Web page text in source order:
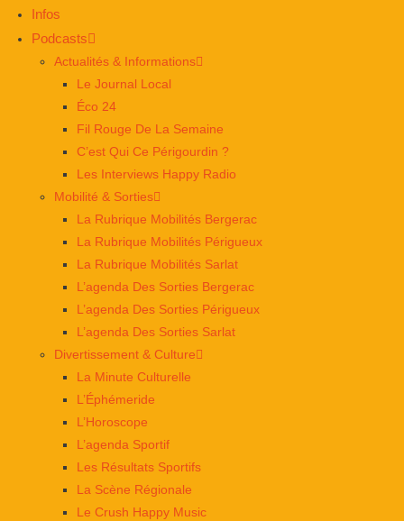
Infos
Podcasts
Actualités & Informations
Le Journal Local
Éco 24
Fil Rouge De La Semaine
C’est Qui Ce Périgourdin ?
Les Interviews Happy Radio
Mobilité & Sorties
La Rubrique Mobilités Bergerac
La Rubrique Mobilités Périgueux
La Rubrique Mobilités Sarlat
L’agenda Des Sorties Bergerac
L’agenda Des Sorties Périgueux
L’agenda Des Sorties Sarlat
Divertissement & Culture
La Minute Culturelle
L’Éphémeride
L’Horoscope
L’agenda Sportif
Les Résultats Sportifs
La Scène Régionale
Le Crush Happy Music